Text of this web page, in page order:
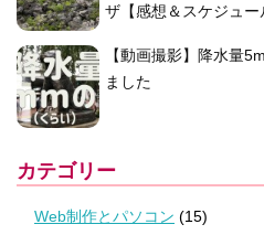
ザ【感想＆スケジュー
【動画撮影】降水量
ました
カテゴリー
Web制作とパソコン (15)